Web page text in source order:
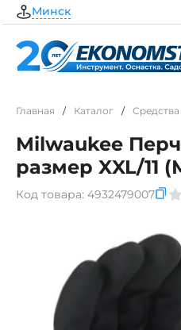
Минск
Главная / Каталог /
Milwaukee
размер XXL/11
Код товара: 4932479007